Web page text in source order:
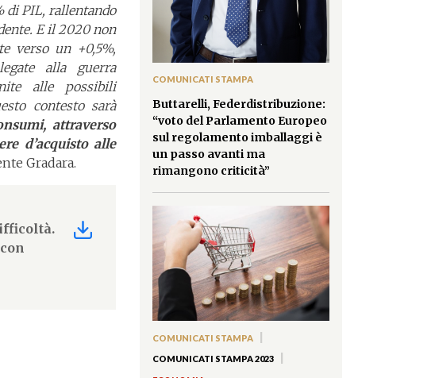
di PIL, rallentando
E il 2020 non
verso un +0,5%,
alla guerra
alle possibili
contesto sarà
attraverso
d’acquisto alle
Gradara.
COMUNICATI STAMPA
Buttarelli, Federdistribuzione:
“voto del Parlamento Europeo
sul regolamento imballaggi è
un passo avanti ma
rimangono criticità”
COMUNICATI STAMPA
COMUNICATI STAMPA 2023